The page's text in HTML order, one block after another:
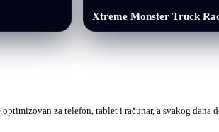
Xtreme Monster Truck
za telefon, tablet i računar, a svakog dana